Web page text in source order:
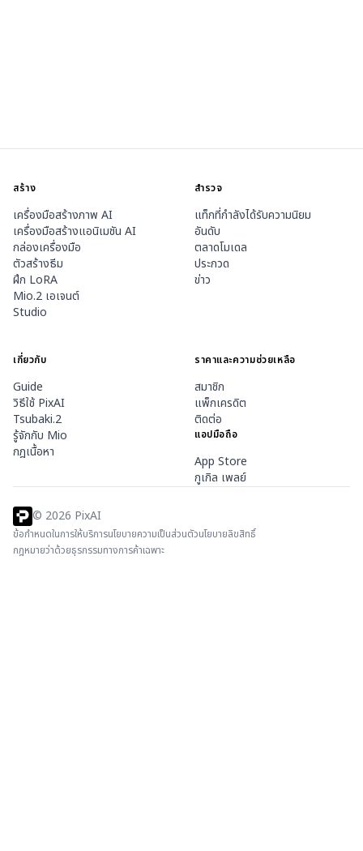
สร้าง
เครื่องมือสร้างภาพ AI
เครื่องมือสร้างแอนิเมชัน AI
กล่องเครื่องมือ
ตัวสร้างธีม
ฝึก LoRA
Mio.2 เอเจนต์
Studio
สำรวจ
แท็กที่กำลังได้รับความนิยม
อันดับ
ตลาดโมเดล
ประกวด
ข่าว
เกี่ยวกับ
Guide
วิธีใช้ PixAI
Tsubaki.2
รู้จักกับ Mio
กฎเนื้อหา
ราคาและความช่วยเหลือ
สมาชิก
แพ็กเครดิต
ติดต่อ
แอปมือถือ
App Store
กูเกิล เพลย์
© 2026 PixAI
ข้อกำหนดในการให้บริการนโยบายความเป็นส่วนตัวนโยบายลิขสิทธิ์
กฎหมายว่าด้วยธุรกรรมทางการค้าเฉพาะ